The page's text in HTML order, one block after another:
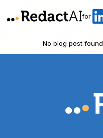
for
No blog post found